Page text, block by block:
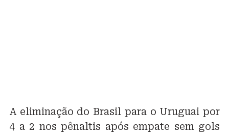
A eliminação do Brasil para o Uruguai por
4 a 2 nos pênaltis após empate sem gols